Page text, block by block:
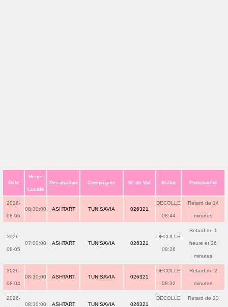
Date
Heure
Locale
Destination Compagnie N° de Vol Statut Ponctualité
2026-
08-06
08:30:00 ASHTART TUNISAVIA 026321
DECOLLE
08:44
Retard de 14
minutes
2026-
08-05
07:00:00 ASHTART TUNISAVIA 026321
DECOLLE
08:26
Retard de 1
heure et 26
minutes
2026-
08-04
08:30:00 ASHTART TUNISAVIA 026321
DECOLLE
08:32
Retard de 2
minutes
2026-
08:30:00 ASHTART TUNISAVIA 026321
DECOLLE Retard de 23